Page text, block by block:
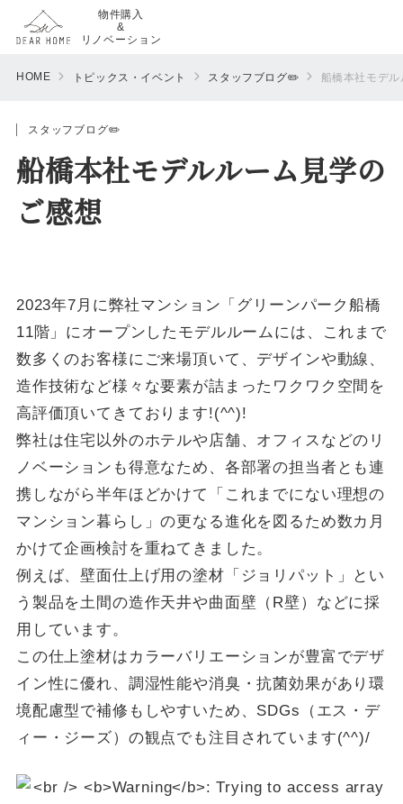
物件購入
&
リノベーション
HOME トピックス・イベント スタッフブログ✏️ 船橋本社モデ
スタッフブログ✏️
船橋本社モデルルーム見学の
ご感想
2023年7月に弊社マンション「グリーンパーク船橋
11階」にオープンしたモデルルームには、これまで
数多くのお客様にご来場頂いて、デザインや動線、
造作技術など様々な要素が詰まったワクワク空間を
高評価頂いてきております!(^^)!
弊社は住宅以外のホテルや店舗、オフィスなどのリ
ノベーションも得意なため、各部署の担当者とも連
携しながら半年ほどかけて「これまでにない理想の
マンション暮らし」の更なる進化を図るため数カ月
かけて企画検討を重ねてきました。
例えば、壁面仕上げ用の塗材「ジョリパット」とい
う製品を土間の造作天井や曲面壁（R壁）などに採
用しています。
この仕上塗材はカラーバリエーションが豊富でデザ
イン性に優れ、調湿性能や消臭・抗菌効果があり環
境配慮型で補修もしやすいため、SDGs（エス・デ
ィー・ジーズ）の観点でも注目されています(^^)/